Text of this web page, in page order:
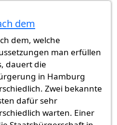
dem
dem, welche
man erfüllen
dauert die
in Hamburg
Zwei bekannte
dafür sehr
warten. Einer